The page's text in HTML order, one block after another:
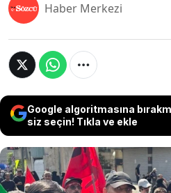
Haber Merkezi
Google algoritmasına
siz seçin! Tıkla ve ekle